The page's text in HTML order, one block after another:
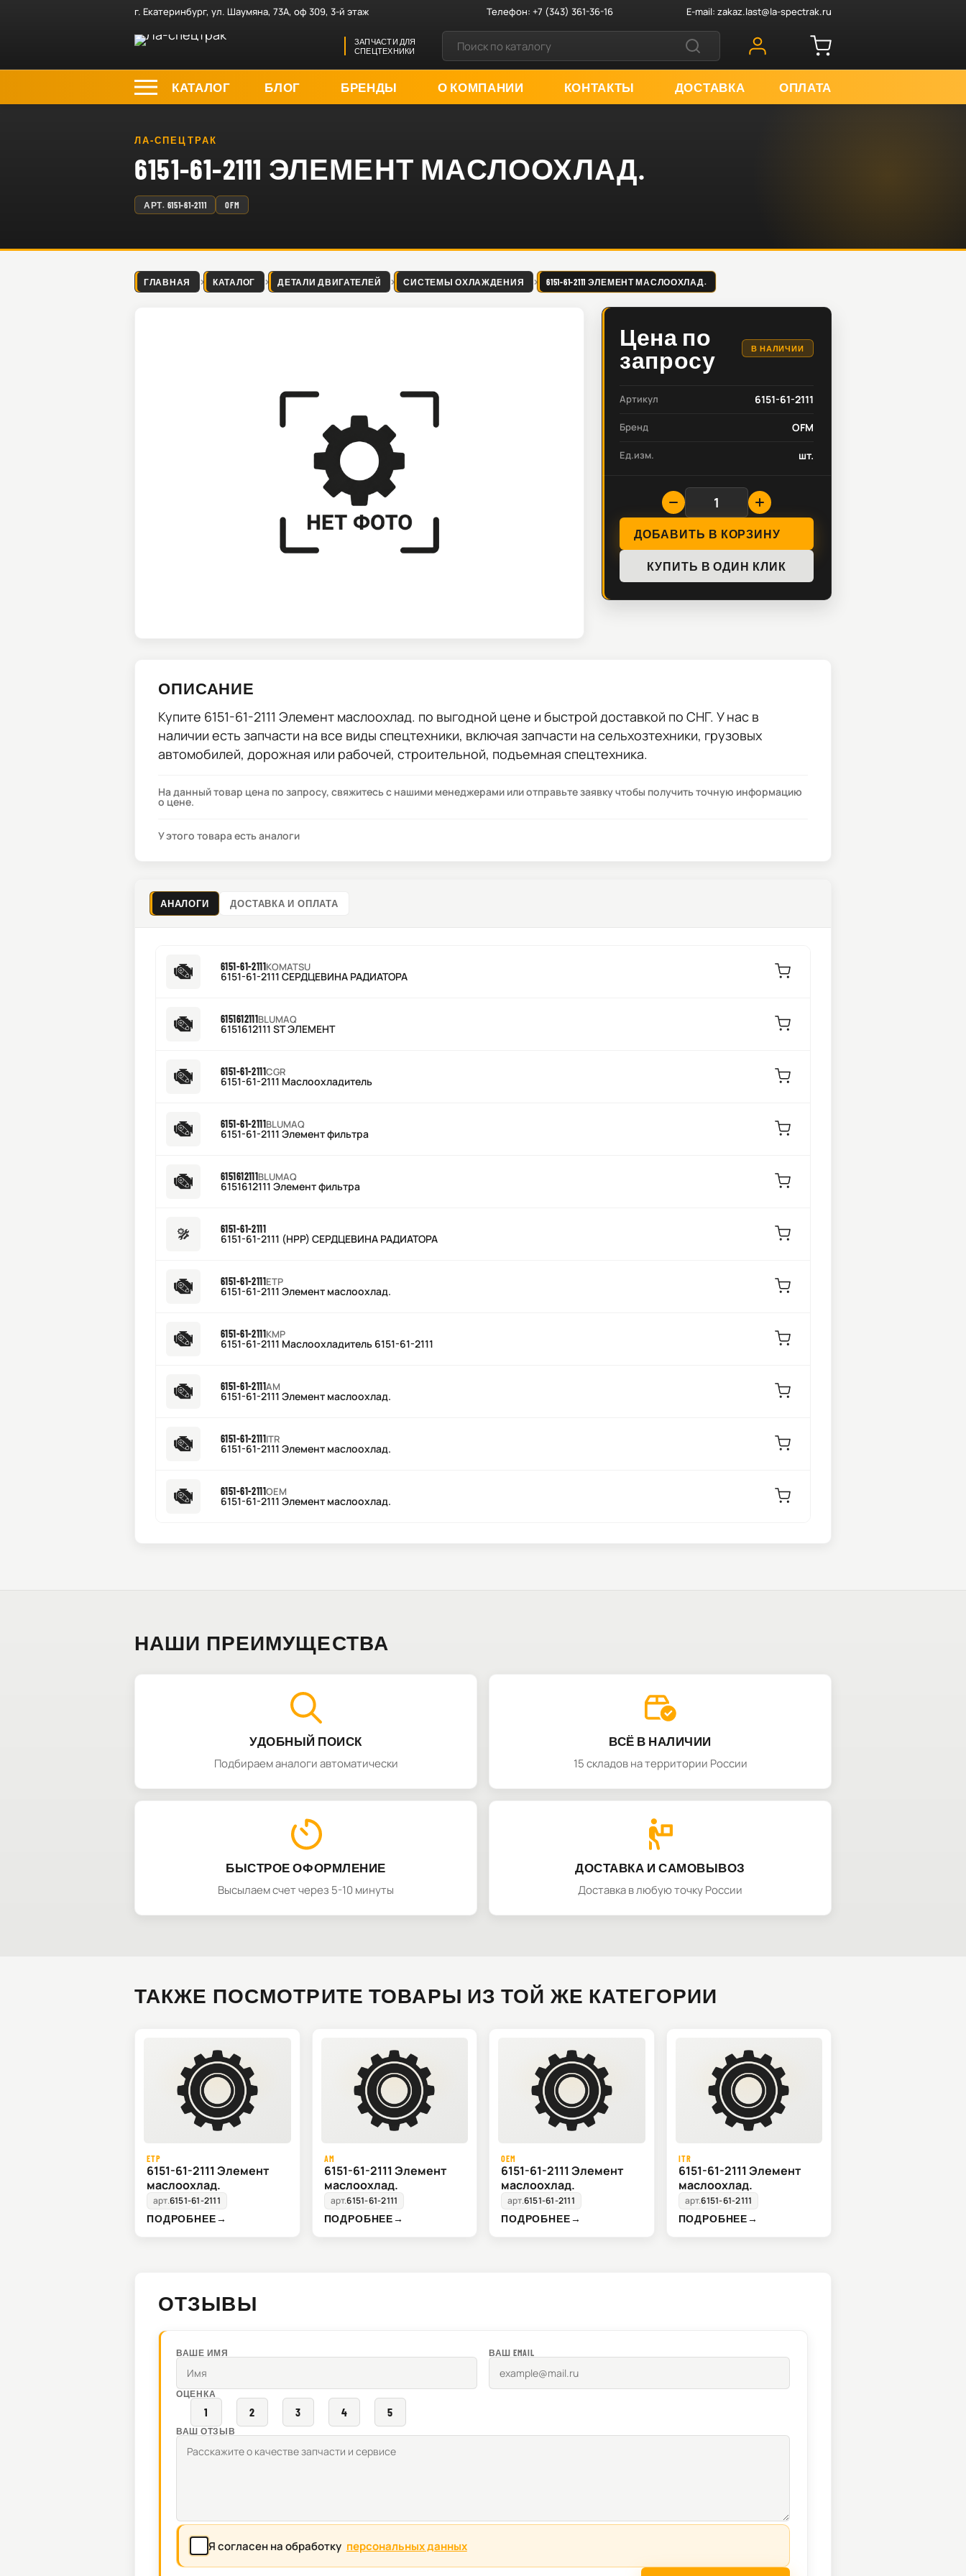
г. Екатеринбург, ул. Шаумяна, 73А, оф 309, 3-й этаж Телефон:+7 (343) 361-36-16 E-mail: zakaz.last@la-spectrak.ru
ЗАПЧАСТИ ДЛЯ
СПЕЦТЕХНИКИ
КАТАЛОГ БЛОГ БРЕНДЫ О КОМПАНИИ КОНТАКТЫ ДОСТАВКА ОПЛАТА
ЛА-СПЕЦТРАК
6151-61-2111 ЭЛЕМЕНТ МАСЛООХЛАД.
АРТ. 6151-61-2111 OFM
ГЛАВНАЯ КАТАЛОГ ДЕТАЛИ ДВИГАТЕЛЕЙ СИСТЕМЫ ОХЛАЖДЕНИЯ 6151-61-2111 ЭЛЕМЕНТ МАСЛООХЛАД.
Цена по
запросу
В НАЛИЧИИ
Артикул 6151-61-2111
Бренд OFM
Ед.изм. шт.
ДОБАВИТЬ В КОРЗИНУ
КУПИТЬ В ОДИН КЛИК
ОПИСАНИЕ
Купите 6151-61-2111 Элемент маслоохлад. по выгодной цене и быстрой доставкой по СНГ. У нас в
наличии есть запчасти на все виды спецтехники, включая запчасти на сельхозтехники, грузовых
автомобилей, дорожная или рабочей, строительной, подъемная спецтехника.
На данный товар цена по запросу, свяжитесь с нашими менеджерами или отправьте заявку чтобы получить точную информацию
о цене.
У этого товара есть аналоги
АНАЛОГИ ДОСТАВКА И ОПЛАТА
6151-61-2111KOMATSU
6151-61-2111 СЕРДЦЕВИНА РАДИАТОРА
6151612111BLUMAQ
6151612111 ST ЭЛЕМЕНТ
6151-61-2111CGR
6151-61-2111 Маслоохладитель
6151-61-2111BLUMAQ
6151-61-2111 Элемент фильтра
6151612111BLUMAQ
6151612111 Элемент фильтра
6151-61-2111
6151-61-2111 (HPP) СЕРДЦЕВИНА РАДИАТОРА
6151-61-2111ETP
6151-61-2111 Элемент маслоохлад.
6151-61-2111KMP
6151-61-2111 Маслоохладитель 6151-61-2111
6151-61-2111AM
6151-61-2111 Элемент маслоохлад.
6151-61-2111ITR
6151-61-2111 Элемент маслоохлад.
6151-61-2111OEM
6151-61-2111 Элемент маслоохлад.
НАШИ ПРЕИМУЩЕСТВА
УДОБНЫЙ ПОИСК
Подбираем аналоги автоматически
ВСЁ В НАЛИЧИИ
15 складов на территории России
БЫСТРОЕ ОФОРМЛЕНИЕ
Высылаем счет через 5-10 минуты
ДОСТАВКА И САМОВЫВОЗ
Доставка в любую точку России
ТАКЖЕ ПОСМОТРИТЕ ТОВАРЫ ИЗ ТОЙ ЖЕ КАТЕГОРИИ
ETP
6151-61-2111 Элемент
маслоохлад.
арт.6151-61-2111
ПОДРОБНЕЕ→
AM
6151-61-2111 Элемент
маслоохлад.
арт.6151-61-2111
ПОДРОБНЕЕ→
OEM
6151-61-2111 Элемент
маслоохлад.
арт.6151-61-2111
ПОДРОБНЕЕ→
ITR
6151-61-2111 Элемент
маслоохлад.
арт.6151-61-2111
ПОДРОБНЕЕ→
ОТЗЫВЫ
ВАШЕ ИМЯ ВАШ EMAIL
ОЦЕНКА
1 2 3 4 5
ВАШ ОТЗЫВ
Я согласен на обработку персональных данных